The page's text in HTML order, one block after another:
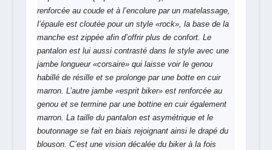
renforcée au coude et à l’encolure par un matelassage,
l’épaule est cloutée pour un style «rock», la base de la
manche est zippée afin d’offrir plus de confort. Le
pantalon est lui aussi contrasté dans le style avec une
jambe longueur «corsaire» qui laisse voir le genou
habillé de résille et se prolonge par une botte en cuir
marron. L’autre jambe «esprit biker» est renforcée au
genou et se termine par une bottine en cuir également
marron. La taille du pantalon est asymétrique et le
boutonnage se fait en biais rejoignant ainsi le drapé du
blouson. C’est une vision décalée du biker à la fois